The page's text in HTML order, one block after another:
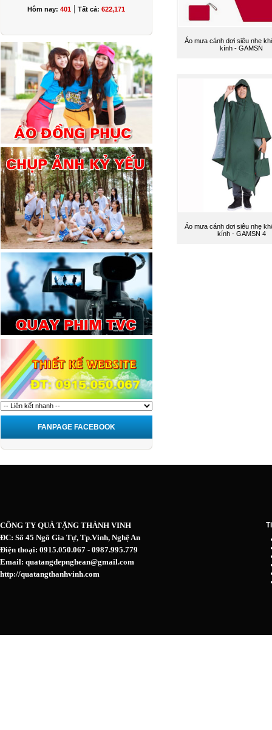
Hôm nay: 401 | Tất cả: 622,171
FANPAGE FACEBOOK
Áo mưa cánh dơi siêu nhẹ
kính - GAMSN
Áo mưa cánh dơi siêu nhẹ
kính - GAMSN 4
CÔNG TY QUÀ TẶNG THÀNH VINH
ĐC: Số 45 Ngô Gia Tự, Tp.Vinh, Nghệ An
Điện thoại: 0915.050.067 - 0987.995.779
Email: quatangdepnghean@gmail.com
http://quatangthanhvinh.com